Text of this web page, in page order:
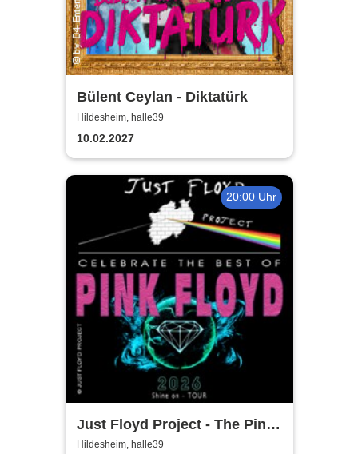
Bülent Ceylan - Diktatürk
Hildesheim, halle39
10.02.2027
20:00 Uhr
Just Floyd Project - The Pink
Floyd Tribute Show
Hildesheim, halle39